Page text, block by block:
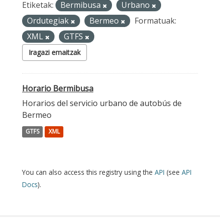
Etiketak: Bermibusa
Urbano
Ordutegiak
Bermeo
Formatuak:
XML
GTFS
Iragazi emaitzak
Horario Bermibusa
Horarios del servicio urbano de autobús de
Bermeo
GTFS XML
You can also access this registry using the API (see API
Docs).